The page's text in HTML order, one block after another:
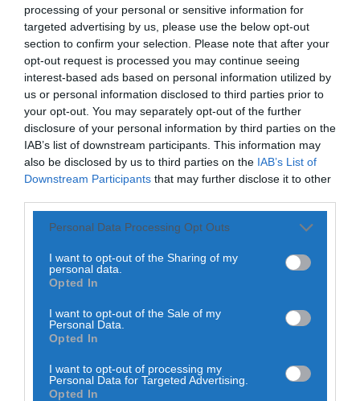
processing of your personal or sensitive information for
targeted advertising by us, please use the below opt-out
section to confirm your selection. Please note that after your
opt-out request is processed you may continue seeing
interest-based ads based on personal information utilized by
us or personal information disclosed to third parties prior to
your opt-out. You may separately opt-out of the further
disclosure of your personal information by third parties on the
IAB’s list of downstream participants. This information may
also be disclosed by us to third parties on the IAB’s List of
Downstream Participants that may further disclose it to other
Personal Data Processing Opt Outs
I want to opt-out of the Sharing of my
personal data.
Opted In
I want to opt-out of the Sale of my
Personal Data.
Opted In
I want to opt-out of processing my
Personal Data for Targeted Advertising.
Opted In
Rádio Caria
Dois detidos por tráfico de estupefacientes
em Castelo Branco
ONTEM, 23:08
Rádio Caria
Covilhã assinala Dia Internacional da
Juventude com entradas gratuitas na Piscina
Praia
ONTEM, 23:01
Rádio Caria
Castelo de Belmonte recebe observação do
eclipse solar
português de futsal pela 16.ª vez, ao vencer em casa do
Benfica, por 6-2, no quarto jogo da final.
minutos), Tomás Paço (10), Pany Varela (11), Alex Merlim
(24), Erick (28) e Guitta (36). Do lado do SL Benfica, os
golos foram apontados por Ivan Chishkala (09) e Rafael
PARTILHAR ESTE ARTIGO
WhatsApp
Facebook
Messenger
Bluesky
TrelloTelegram
Copy
Link